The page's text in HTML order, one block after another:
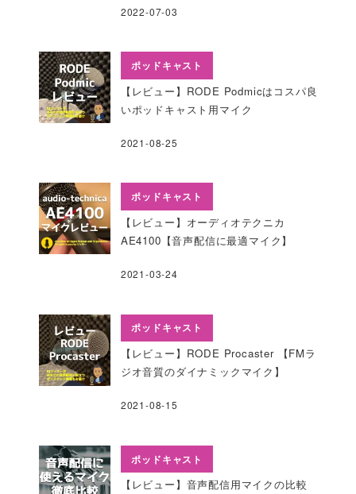
2022-07-03
ポッドキャスト
【レビュー】RODE Podmicはコスパ良
いポッドキャスト用マイク
2021-08-25
ポッドキャスト
【レビュー】オーディオテクニカ
AE4100【音声配信に最適マイク】
2021-03-24
ポッドキャスト
【レビュー】RODE Procaster 【FMラ
ジオ音質のダイナミックマイク】
2021-08-15
ポッドキャスト
【レビュー】音声配信用マイクの比較